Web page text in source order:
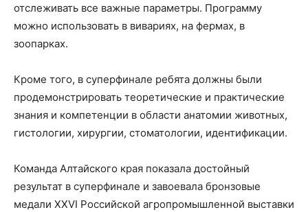
отслеживать все важные параметры. Программу
можно использовать в вивариях, на фермах, в
зоопарках.
Кроме того, в суперфинале ребята должны были
продемонстрировать теоретические и практические
знания и компетенции в области анатомии животных,
гистологии, хирургии, стоматологии, идентификации.
Команда Алтайского края показала достойный
результат в суперфинале и завоевала бронзовые
медали XXVI Российской агропромышленной выставки